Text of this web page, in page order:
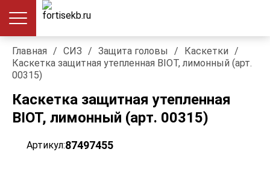
Главная / СИЗ / Защита головы / Каскетки /
Каскетка защитная утепленная BIOT, лимонный (арт.
00315)
Каскетка защитная утепленная
BIOT, лимонный (арт. 00315)
Артикул:87497455